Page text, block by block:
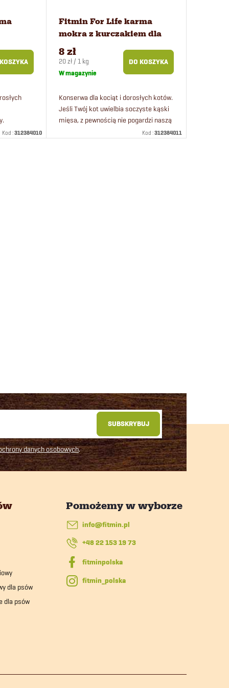
kotu
Kod :312384010
Fitmin For Life karma
mokra z kurczakiem dla
kociąt 400 g
8 zł
Cena
jednostkowa:
20 zł / 1 kg
W magazynie
DO KOSZYKA
Konserwa dla kociąt i dorosłych kotów.
Jeśli Twój kot uwielbia soczyste kąski
mięsa, z pewnością nie pogardzi naszą
konserwą z kurczakiem. KotyKod :312384011
danych osobowych.
SUBSKRYBUJ
dla psów
dla psów
info@fitmin.pl
+48 22 153 19 73
fitmin_polska